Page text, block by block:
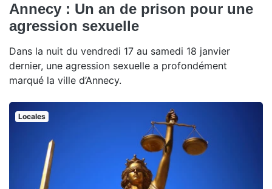
Annecy : Un an de prison pour une
agression sexuelle
Dans la nuit du vendredi 17 au samedi 18 janvier
dernier, une agression sexuelle a profondément
marqué la ville d’Annecy.
Locales